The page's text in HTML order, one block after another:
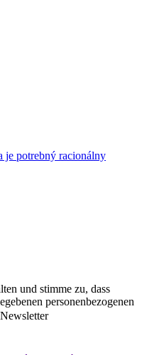
je potrebný racionálny
und stimme zu, dass
personenbezogenen